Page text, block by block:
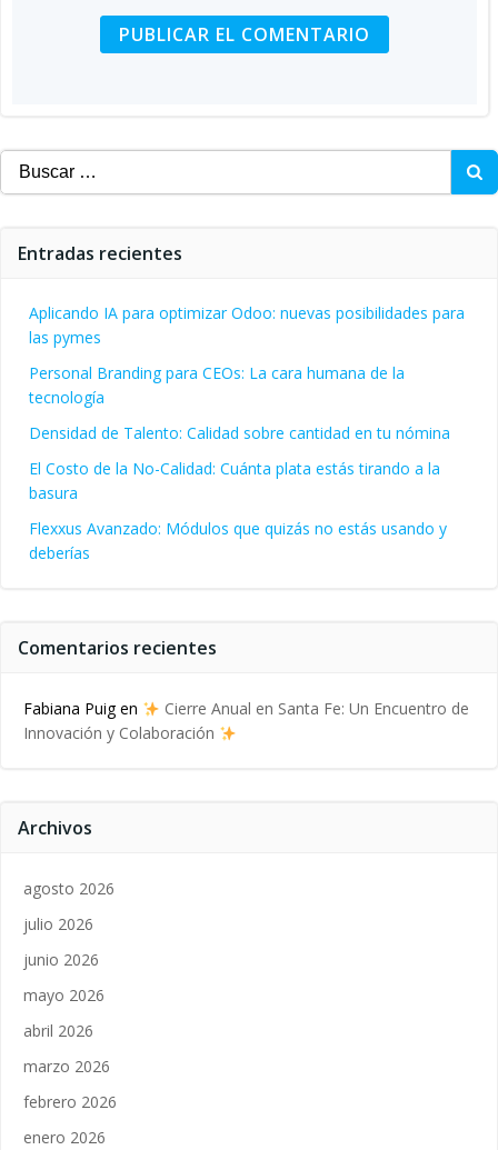
Buscar:
Entradas recientes
Aplicando IA para optimizar Odoo: nuevas posibilidades para
las pymes
Personal Branding para CEOs: La cara humana de la
tecnología
Densidad de Talento: Calidad sobre cantidad en tu nómina
El Costo de la No-Calidad: Cuánta plata estás tirando a la
basura
Flexxus Avanzado: Módulos que quizás no estás usando y
deberías
Comentarios recientes
Fabiana Puigen
Cierre Anual en Santa Fe: Un Encuentro de
Innovación y Colaboración
Archivos
agosto 2026
julio 2026
junio 2026
mayo 2026
abril 2026
marzo 2026
febrero 2026
enero 2026